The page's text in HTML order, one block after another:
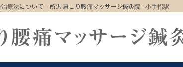
療法について – 所沢 肩こり腰痛マッサージ鍼灸院 - 小手指駅